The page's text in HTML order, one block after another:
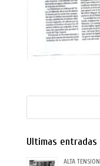
Ultimas entradas
ALTA TENSION